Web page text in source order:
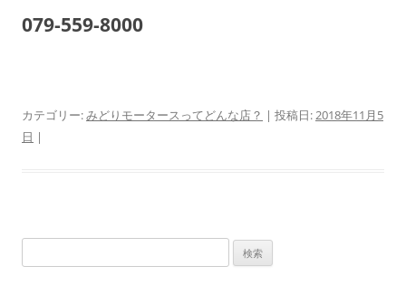
079-559-8000
カテゴリー:みどりモータースってどんな店？ | 投稿日:2018年11月5
日 |
索: